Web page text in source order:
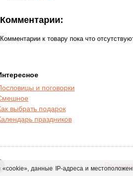
Комментарии:
Комментарии к товару пока что
и поговорки
выбрать подарок
праздников
данные IP-адреса и